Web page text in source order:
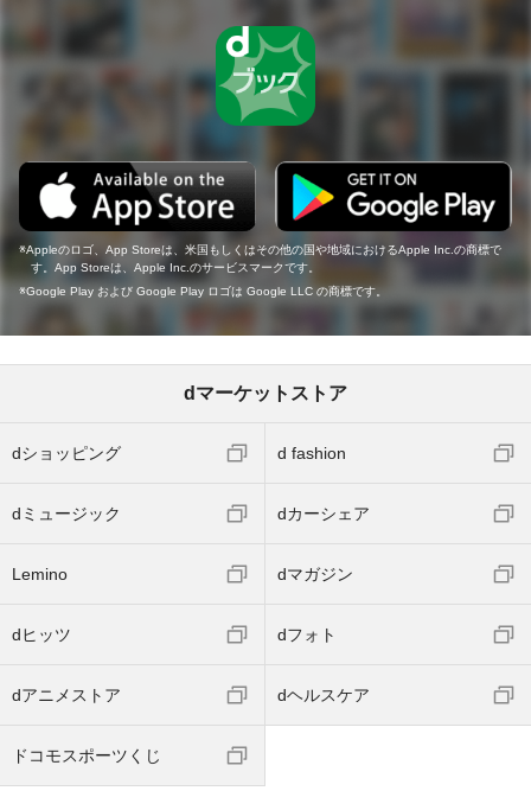
Appleのロゴ、App Storeは、米国もしくはその他の国や地域におけるApple Inc.の商標で
す。App Storeは、Apple Inc.のサービスマークです。
Google Play および Google Play ロゴは Google LLC の商標です。
dマーケットストア
dショッピング d fashion
dミュージック dカーシェア
Lemino dマガジン
dヒッツ dフォト
dアニメストア dヘルスケア
ドコモスポーツくじ